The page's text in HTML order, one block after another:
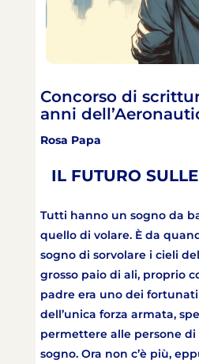
Concorso di
anni
Rosa Papa
IL FUTURO
Tutti hanno un sogno da
quello di volare. È da
sogno di sorvolare i cieli
grosso paio di ali, proprio
padre era uno dei
dell’unica forza armata,
permettere alle persone di
sogno. Ora non c’è più,